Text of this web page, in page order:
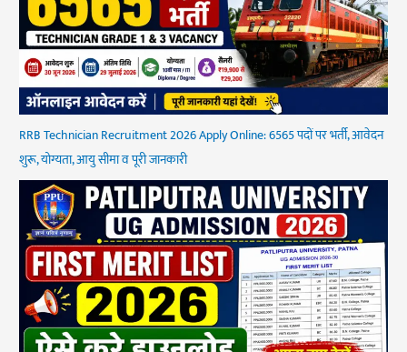
RRB Technician Recruitment 2026 Apply Online: 6565 पदों पर भर्ती, आवेदन
शुरू, योग्यता, आयु सीमा व पूरी जानकारी